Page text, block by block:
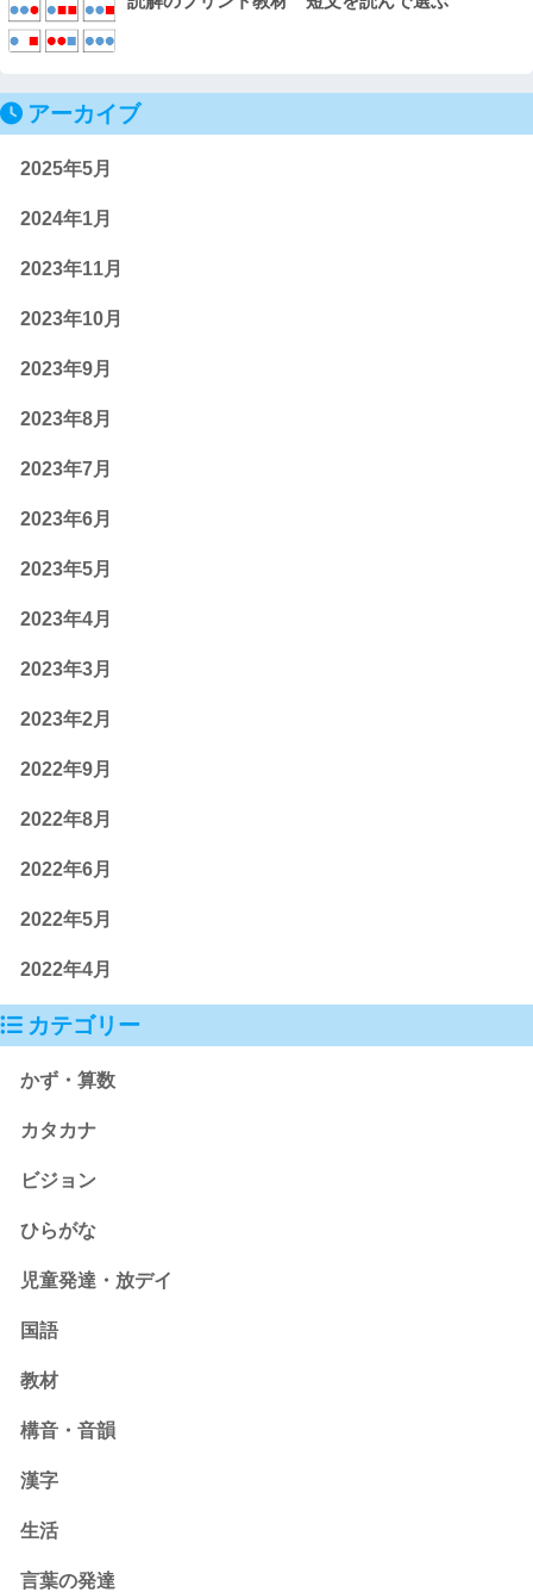
アーカイブ
2025年5月
2024年1月
2023年11月
2023年10月
2023年9月
2023年8月
2023年7月
2023年6月
2023年5月
2023年4月
2023年3月
2023年2月
2022年9月
2022年8月
2022年6月
2022年5月
2022年4月
カテゴリー
かず・算数
カタカナ
ビジョン
ひらがな
児童発達・放デイ
国語
教材
構音・音韻
漢字
生活
言葉の発達